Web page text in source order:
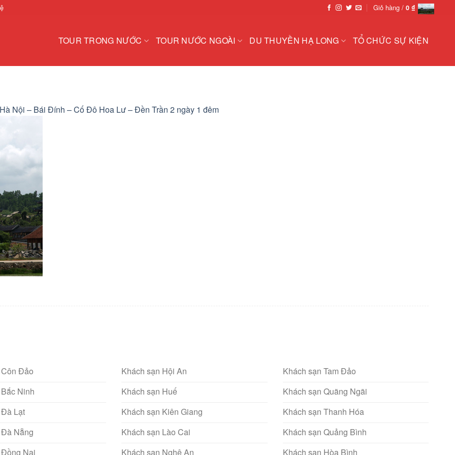
Giỏ hàng / 0 ₫
TOUR TRONG NƯỚC TOUR NƯỚC NGOÀI DU THUYỀN HẠ LONG TỔ CHỨC SỰ KIỆN
Nội – Bái Đính – Cố Đô Hoa Lư – Đền Trần 2 ngày 1 đêm
Đảo
Ninh
Lạt
Nẵng
Nai
Khách sạn Hội An
Khách sạn Huế
Khách sạn Kiên Giang
Khách sạn Lào Cai
Khách sạn Nghệ An
Khách sạn Tam Đảo
Khách sạn Quãng Ngãi
Khách sạn Thanh Hóa
Khách sạn Quảng Bình
Khách sạn Hòa Bình